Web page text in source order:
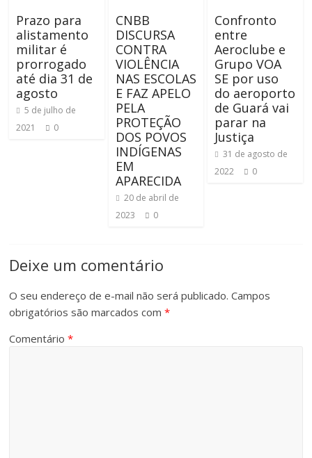
Prazo para
alistamento
militar é
prorrogado
até dia 31 de
agosto
5 de julho de
2021
0
CNBB
DISCURSA
CONTRA
VIOLÊNCIA
NAS ESCOLAS
E FAZ APELO
PELA
PROTEÇÃO
DOS POVOS
INDÍGENAS
EM
APARECIDA
20 de abril de
2023
0
Confronto
entre
Aeroclube e
Grupo VOA
SE por uso
do aeroporto
de Guará vai
parar na
Justiça
31 de agosto de
2022
0
Deixe um comentário
O seu endereço de e-mail não será publicado. Campos
obrigatórios são marcados com*
Comentário*